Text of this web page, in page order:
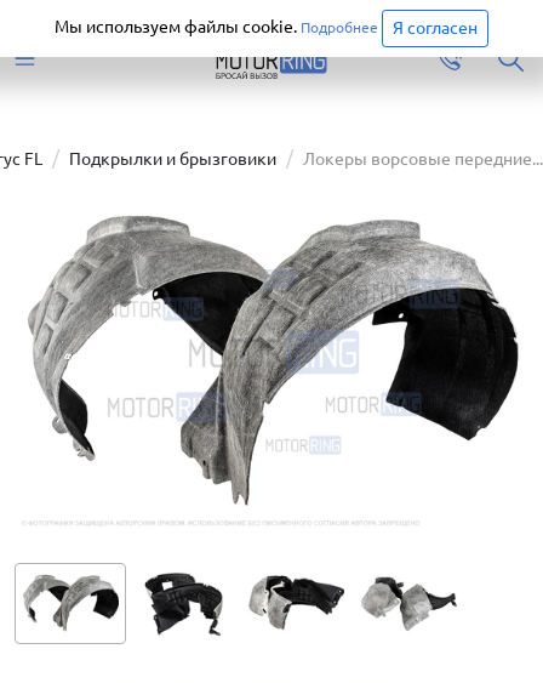
Перейти
FL Подкрылки и брызговики Локеры ворсовые передние...
Мы используем файлы cookie. Подробнее Я согласен